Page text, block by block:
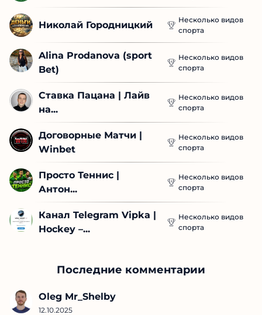
Николай Городницкий
Несколько видов
спорта
Alina Prodanova (sport
Bet)
Несколько видов
спорта
Ставка Пацана | Лайв
на...
Несколько видов
спорта
Договорные Матчи |
Winbet
Несколько видов
спорта
Просто Теннис |
Антон...
Несколько видов
спорта
Канал Telegram Vipka |
Hockey –...
Несколько видов
спорта
Последние комментарии
Oleg Mr_Shelby
12.10.2025